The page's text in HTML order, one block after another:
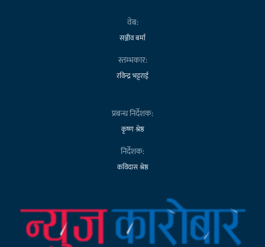
वेब:
सञ्जीव बर्मा
स्तम्भकार:
रविन्द्र भट्टराई
प्रबन्ध निर्देशक:
कृष्ण श्रेष्ठ
निर्देशक:
कविदास श्रेष्ठ